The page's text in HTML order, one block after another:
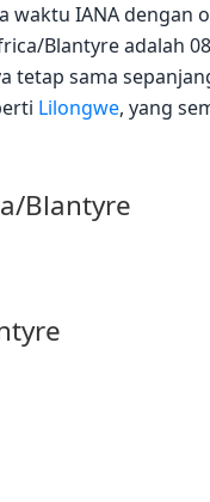
IANA dengan
Blantyre adalah
tetap sama
Lilongwe, yang
Blantyre